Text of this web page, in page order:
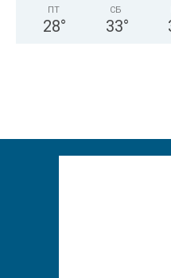
ПТ
28°
СБ
33°